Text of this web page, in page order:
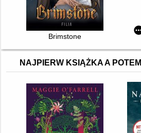
Brimstone
NAJPIERW KSIĄŻKA A